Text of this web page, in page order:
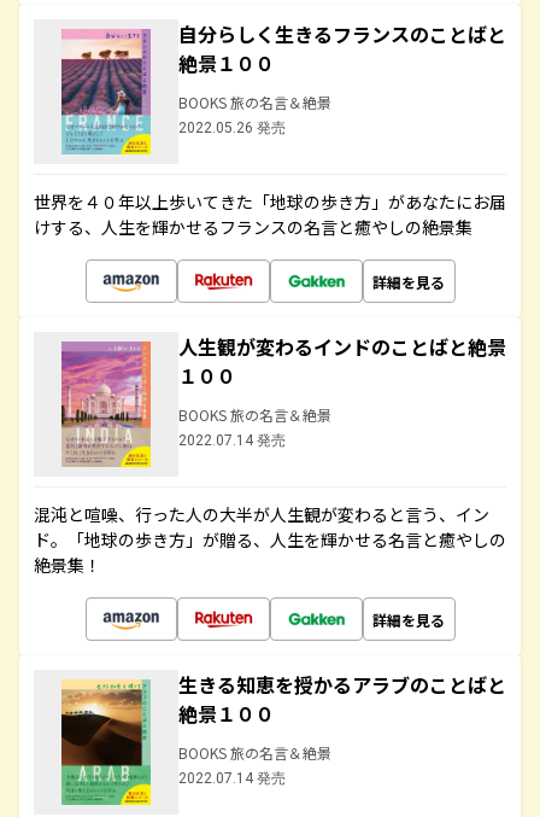
自分らしく生きるフランスのことばと
絶景１００
BOOKS 旅の名言＆絶景
2022.05.26 発売
世界を４０年以上歩いてきた「地球の歩き方」があなたにお届
けする、人生を輝かせるフランスの名言と癒やしの絶景集
詳細を見る
人生観が変わるインドのことばと絶景
１００
BOOKS 旅の名言＆絶景
2022.07.14 発売
混沌と喧噪、行った人の大半が人生観が変わると言う、イン
ド。「地球の歩き方」が贈る、人生を輝かせる名言と癒やしの
絶景集！
詳細を見る
生きる知恵を授かるアラブのことばと
絶景１００
BOOKS 旅の名言＆絶景
2022.07.14 発売